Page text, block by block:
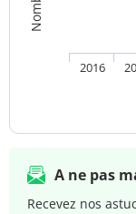
2016
A ne pas
Recevez nos